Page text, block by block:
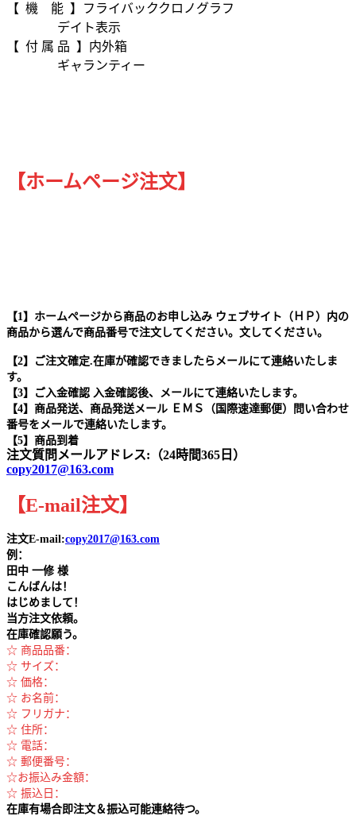
【 機 能 】フライバッククロノグラフ
デイト表示
【 付 属 品 】内外箱
ギャランティー
【ホームページ注文】
【1】ホームページから商品のお申し込み ウェブサイト（ＨＰ）内の
商品から選んで商品番号で注文してください。文してください。
【2】ご注文確定.在庫が確認できましたらメールにて連絡いたしま
す。
【3】ご入金確認 入金確認後、メールにて連絡いたします。
【4】商品発送、商品発送メール ＥＭＳ（国際速達郵便）問い合わせ
番号をメールで連絡いたします。
【5】商品到着
注文質問メールアドレス:（24時間365日）
copy2017@163.com
【E-mail注文】
注文E-mail:copy2017@163.com
例：
田中 一修 様
こんばんは！
はじめまして！
当方注文依頼。
在庫確認願う。
☆ 商品品番：
☆ サイズ：
☆ 価格：
☆ お名前：
☆ フリガナ：
☆ 住所：
☆ 電話：
☆ 郵便番号：
☆お振込み金額：
☆ 振込日：
在庫有場合即注文＆振込可能連絡待つ。